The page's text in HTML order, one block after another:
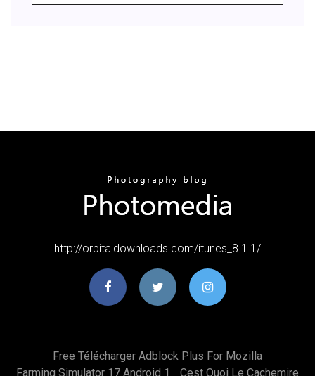
http://orbitaldownloads.com/itunes_8.1.1/
Free Télécharger Adblock Plus For Mozilla
Farming Simulator 17 Android 1
Cest Quoi Le Cachemire